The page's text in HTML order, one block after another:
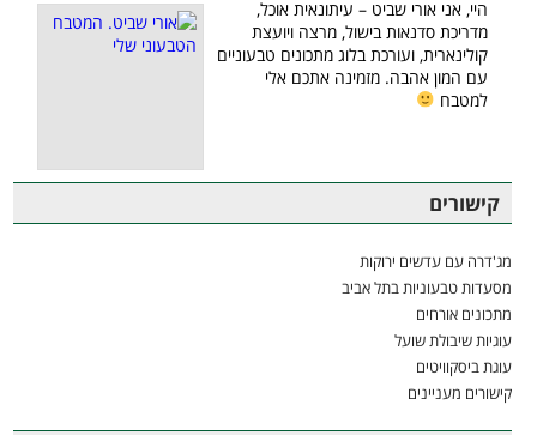
היי, אני אורי שביט – עיתונאית אוכל,
מדריכת סדנאות בישול, מרצה ויועצת
קולינארית, ועורכת בלוג מתכונים טבעוניים
עם המון אהבה. מזמינה אתכם אלי
למטבח
קישורים
מג'דרה עם עדשים ירוקות
מסעדות טבעוניות בתל אביב
מתכונים אורחים
עוגיות שיבולת שועל
עוגת ביסקוויטים
קישורים מעניינים